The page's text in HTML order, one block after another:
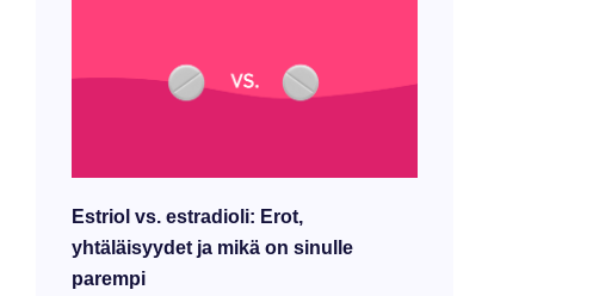
Estriol vs. estradioli: Erot,
yhtäläisyydet ja mikä on sinulle
parempi